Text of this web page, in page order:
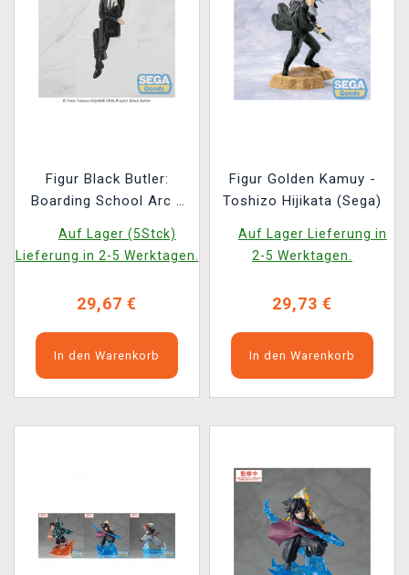
Figur Black Butler:
Boarding School Arc -
(Sega)
Auf Lager (5Stck)
Lieferung in 2-5 Werktagen.
29,67 €
In den Warenkorb
Figur Golden Kamuy -
Toshizo Hijikata (Sega)
Auf Lager Lieferung in
2-5 Werktagen.
29,73 €
In den Warenkorb